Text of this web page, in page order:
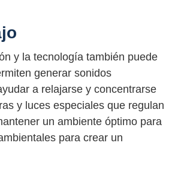
y la tecnología también puede
generar sonidos
a relajarse y concentrarse
y luces especiales que regulan
un ambiente óptimo para
para crear un